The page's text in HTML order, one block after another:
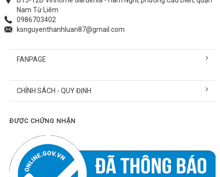
Nam Từ Liêm
0986703402
ksnguyenthanhluan87@gmail.com
FANPAGE
CHÍNH SÁCH - QUY ĐỊNH
ĐƯỢC CHỨNG NHẬN